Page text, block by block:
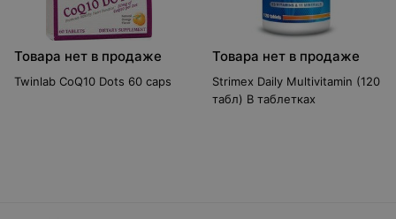
Товара нет в продаже
Twinlab CoQ10 Dots 60 caps
Товара нет в продаже
Strimex Daily Multivitamin (120
табл) В таблетках